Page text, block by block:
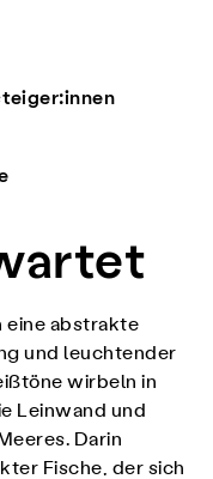
eine abstrakte
und leuchtender
wirbeln in
Leinwand und
Darin
Fische, der sich